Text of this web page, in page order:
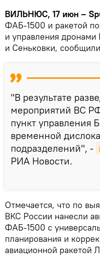
ВИЛЬНЮС, 17 июн –
ФАБ-1500 и ракетой
и управления
и Сеньковки,
"В результате
мероприятий ВС
пункт управления
временной
подразделений", -
РИА Новости.
Отмечается, что по
ВКС России нанесли
ФАБ-1500 с
планирования и
авиационной ракетой